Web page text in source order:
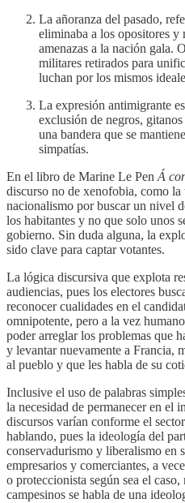
La añoranza del pasado,
eliminaba a los opositores y
amenazas a la nación gala.
militares retirados para
luchan por los mismos
La expresión antimigrante
exclusión de negros,
una bandera que se
simpatías.
En el libro de Marine Le Pen Á
discurso no de xenofobia, como la
nacionalismo por buscar un nivel
los habitantes y no que solo unos
gobierno. Sin duda alguna, la
sido clave para captar votantes.
La lógica discursiva que explota
audiencias, pues los electores
reconocer cualidades en el
omnipotente, pero a la vez
poder arreglar los problemas que
y levantar nuevamente a Francia,
al pueblo y que les habla de su
Inclusive el uso de palabras
la necesidad de permanecer en el
discursos varían conforme el
hablando, pues la ideología del
conservadurismo y liberalismo en
empresarios y comerciantes, a
o proteccionista según sea el
campesinos se habla de una